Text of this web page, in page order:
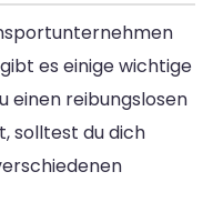
es einige wichtige
einen reibungslosen
solltest du dich